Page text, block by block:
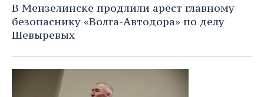
В Мензелинске продлили арест главному
безопаснику «Волга-Автодора» по делу
Шевыревых